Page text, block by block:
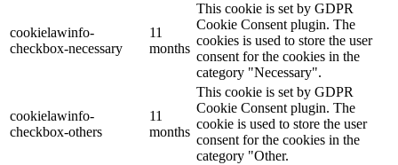
cookielawinfo-
checkbox-necessary
11
months
This cookie is set by GDPR
Cookie Consent plugin. The
cookies is used to store the user
consent for the cookies in the
category "Necessary".
cookielawinfo-
checkbox-others
11
months
This cookie is set by GDPR
Cookie Consent plugin. The
cookie is used to store the user
consent for the cookies in the
category "Other.